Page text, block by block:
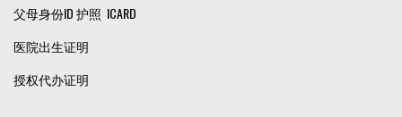
父母身份ID 护照 ICARD
医院出生证明
授权代办证明